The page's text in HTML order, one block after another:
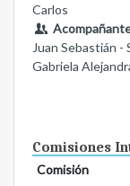
Carlos
Juan Sebastián
Gabriela
Comisiones
Comisión